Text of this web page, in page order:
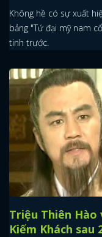
Không hề có sự xuất
bảng "Tứ đại mỹ nam
tinh trước.
Triệu Thiên Hào
Kiếm Khách sau